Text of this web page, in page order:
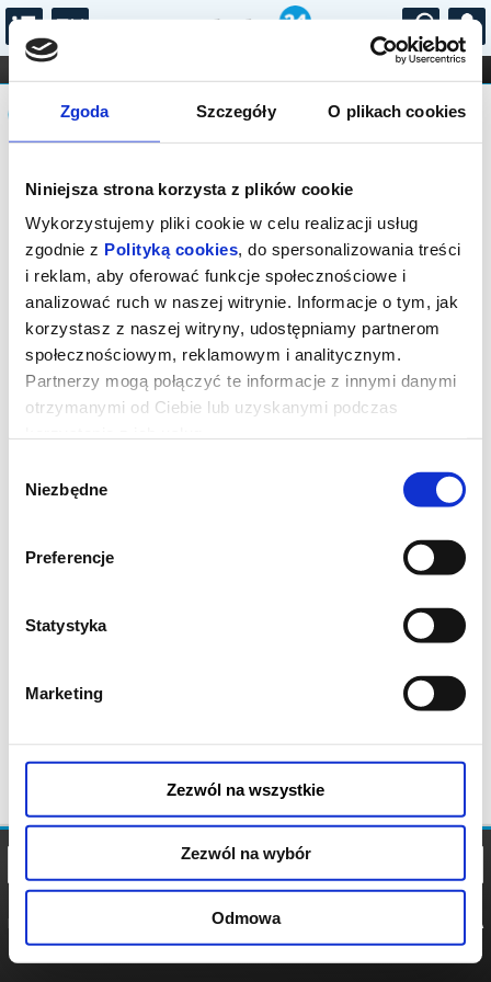
Zgoda Szczegóły O plikach cookies
Niniejsza strona korzysta z plików cookie
Wykorzystujemy pliki cookie w celu realizacji usług
zgodnie z Polityką cookies, do spersonalizowania treści
i reklam, aby oferować funkcje społecznościowe i
analizować ruch w naszej witrynie. Informacje o tym, jak
korzystasz z naszej witryny, udostępniamy partnerom
społecznościowym, reklamowym i analitycznym.
Partnerzy mogą połączyć te informacje z innymi danymi
otrzymanymi od Ciebie lub uzyskanymi podczas
zgody
Niezbędne
Preferencje
Statystyka
Marketing
Zezwól na wszystkie
Zezwól na wybór
Odmowa
...
FILHARMONIA OPERA I BALET
STAND-UP
DLA DZIECI
Komunikat
Sprzedaż biletów on-line na wydarzenie
została zakończona.
POLITYKA
POLITYKA